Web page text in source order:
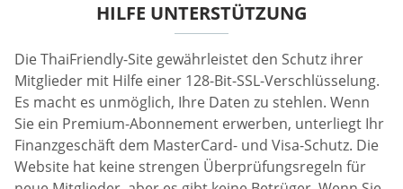
HILFE UNTERSTÜTZUNG
Die ThaiFriendly-Site gewährleistet den Schutz ihrer
Mitglieder mit Hilfe einer 128-Bit-SSL-Verschlüsselung.
Es macht es unmöglich, Ihre Daten zu stehlen. Wenn
Sie ein Premium-Abonnement erwerben, unterliegt Ihr
Finanzgeschäft dem MasterCard- und Visa-Schutz. Die
Website hat keine strengen Überprüfungsregeln für